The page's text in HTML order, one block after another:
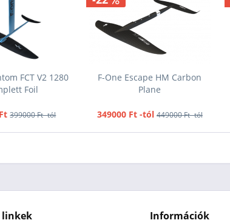
FCT V2 1280
Foil
399000 Ft -tól
F-One Escape HM Carbon
Plane
349000 Ft -tól 449000 Ft -tól
linkek Információk